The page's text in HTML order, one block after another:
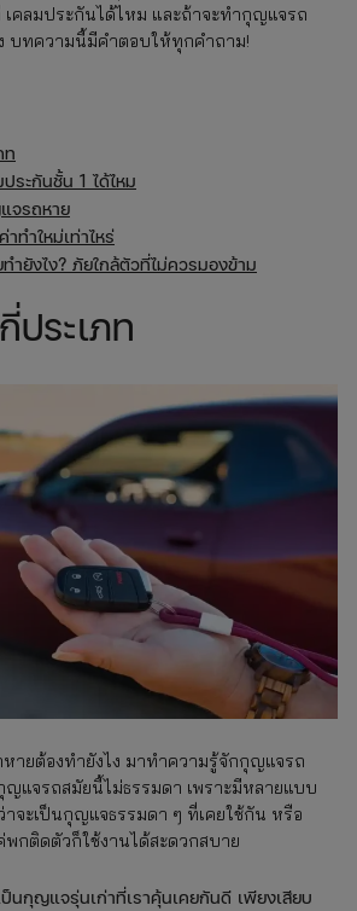
คลมประกันได้ไหม และถ้าจะทำกุญแจรถ
บทความนี้มีคำตอบให้ทุกคำถาม!
ท
ระกันชั้น 1 ได้ไหม
จรถหาย
ทำใหม่เท่าไหร่
ยังไง? ภัยใกล้ตัวที่ไม่ควรมองข้าม
ระเภท
ายต้องทำยังไง มาทำความรู้จักกุญแจรถ
แจรถสมัยนี้ไม่ธรรมดา เพราะมีหลายแบบ
าจะเป็นกุญแจธรรมดา ๆ ที่เคยใช้กัน หรือ
กติดตัวก็ใช้งานได้สะดวกสบาย
ป็นกุญแจรุ่นเก่าที่เราคุ้นเคยกันดี เพียงเสียบ